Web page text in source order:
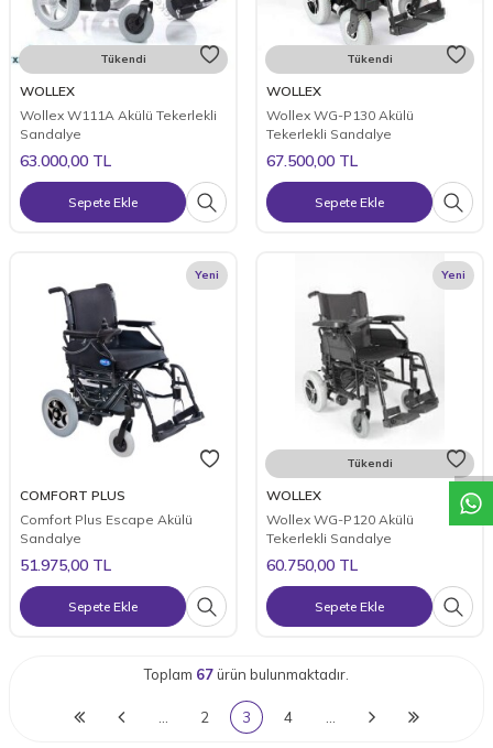
W
h
a
t
a
p
p
D
e
s
t
e
H
a
t
t
Tükendi
WOLLEX
Wollex W111A Akülü Tekerlekli
Sandalye
63.000,00 TL
Sepete Ekle
Tükendi
WOLLEX
Wollex WG-P130 Akülü
Tekerlekli Sandalye
67.500,00 TL
Sepete Ekle
Yeni
COMFORT PLUS
Comfort Plus Escape Akülü
Sandalye
51.975,00 TL
Sepete Ekle
Yeni
Tükendi
WOLLEX
Wollex WG-P120 Akülü
Tekerlekli Sandalye
60.750,00 TL
Sepete Ekle
Toplam 67ürün bulunmaktadır.
2 3 4